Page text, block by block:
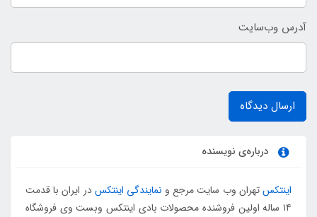
آدرس وب‌سایت
ارسال دیدگاه
درباره‌ی نویسنده
اینتکستهران وب سایت مرجع و نمایندگی اینتکسدر ایران با قدمت
۱۴ ساله اولین فروشنده محصولات بادی اینتکس وبست وی فروشگاه